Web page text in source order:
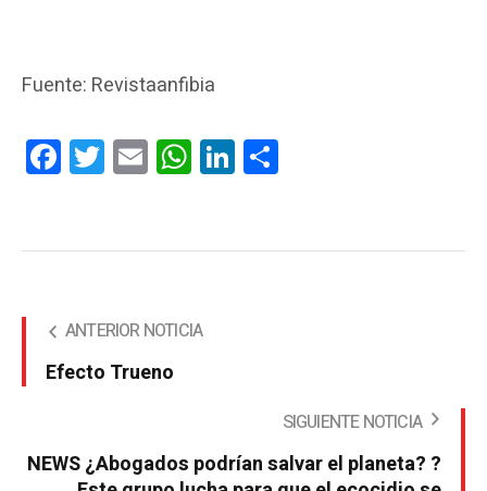
Fuente: Revistaanfibia
FacebookTwitterEmail WhatsAppLinkedIn
ANTERIOR NOTICIA
Efecto Trueno
SIGUIENTE NOTICIA
NEWS ¿Abogados podrían salvar el planeta? ?